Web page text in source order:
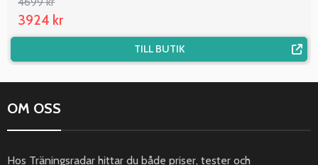
3924 kr
TILL BUTIK
OM OSS
Hos Träningsradar hittar du både priser, tester och